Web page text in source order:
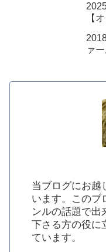
【
ァ
当ブログにお越
います。このブ
ンルの話題で出
下さる方の役に
ています。